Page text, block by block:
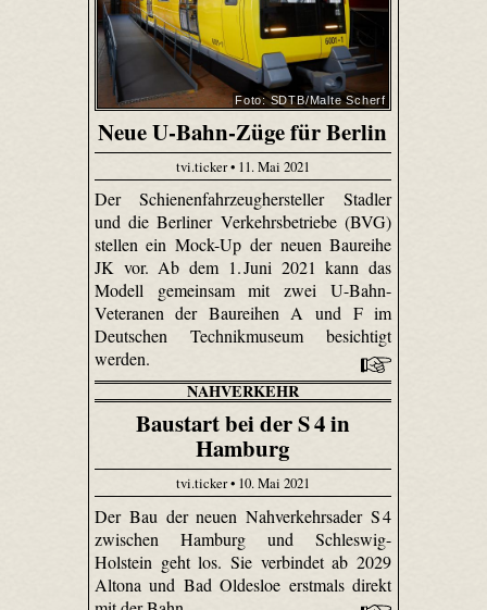
Foto: SDTB/Malte Scherf
Neue U-Bahn-Züge für Berlin
tvi.ticker • 11. Mai 2021
Der Schienenfahrzeughersteller Stadler
und die Berliner Verkehrsbetriebe (BVG)
stellen ein Mock-Up der neuen Baureihe
JK vor. Ab dem 1. Juni 2021 kann das
Modell gemeinsam mit zwei U-Bahn-
Veteranen der Baureihen A und F im
Deutschen Technikmuseum besichtigt
werden.
NAHVERKEHR
Baustart bei der S 4 in
Hamburg
tvi.ticker • 10. Mai 2021
Der Bau der neuen Nahverkehrsader S 4
zwischen Hamburg und Schleswig-
Holstein geht los. Sie verbindet ab 2029
Altona und Bad Oldesloe erstmals direkt